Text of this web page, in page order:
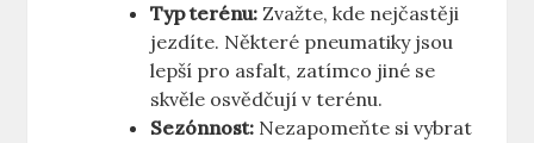
Typ terénu: Zvažte, kde nejčastěji
jezdíte. Některé pneumatiky jsou
lepší pro asfalt, zatímco jiné se
skvěle osvědčují v terénu.
Sezónnost: Nezapomeňte si vybrat